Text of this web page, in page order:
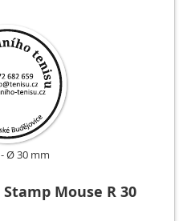
Ø 30 mm
Stamp Mouse R 30